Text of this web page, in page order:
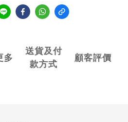
多
送貨及付
款方式
顧客評價